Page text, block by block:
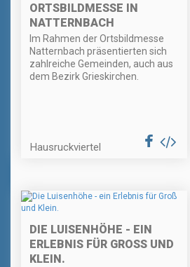
ORTSBILDMESSE IN
NATTERNBACH
Im Rahmen der Ortsbildmesse
Natternbach präsentierten sich
zahlreiche Gemeinden, auch aus
dem Bezirk Grieskirchen.
Hausruckviertel
DIE LUISENHÖHE - EIN
ERLEBNIS FÜR GROSS UND K
LEIN.